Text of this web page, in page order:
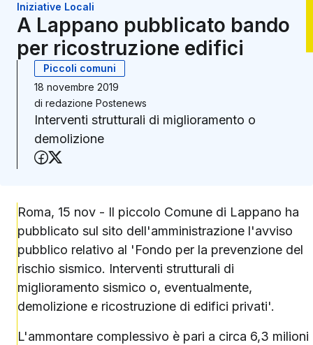
Iniziative Locali
A Lappano pubblicato bando
per ricostruzione edifici
Piccoli comuni
18 novembre 2019
di redazione Postenews
Interventi strutturali di miglioramento o
demolizione
Condividi su Facebook
Roma, 15 nov - Il piccolo Comune di Lappano ha
pubblicato sul sito dell'amministrazione l'avviso
pubblico relativo al 'Fondo per la prevenzione del
rischio sismico. Interventi strutturali di
miglioramento sismico o, eventualmente,
demolizione e ricostruzione di edifici privati'.
L'ammontare complessivo è pari a circa 6,3 milioni